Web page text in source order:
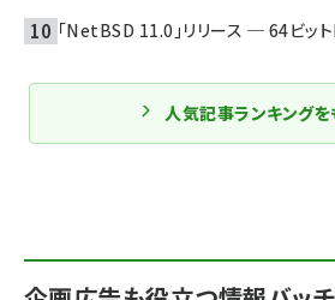
「NetBSD 11.0」リリース ─ 64ビッ
人気記事ランキングを